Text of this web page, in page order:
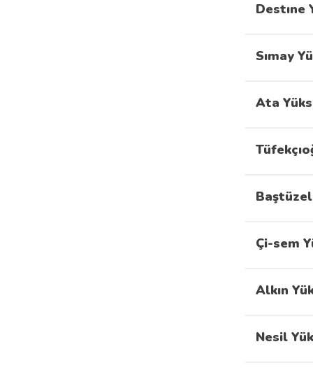
Destıne
Sımay
Ata
Çi-sem
Alkın
Nesil